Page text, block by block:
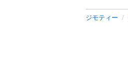
ジモティー